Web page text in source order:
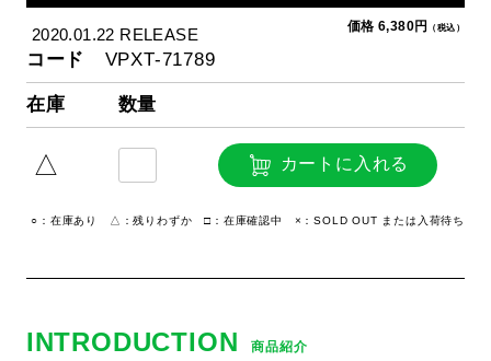
2020.01.22 RELEASE 価格 6,380円 （税込）
コード VPXT-71789
在庫 数量
△ カートに入れる
○：在庫あり △：残りわずか □：在庫確認中 ×：SOLD OUT または入荷待ち
INTRODUCTION 商品紹介